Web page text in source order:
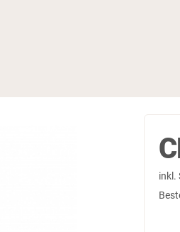
inkl.